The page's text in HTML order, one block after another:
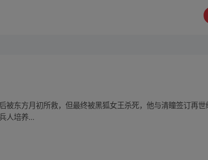
东方月初所救，但最终被黑狐女王杀死，他与清瞳签订再世
人培养...